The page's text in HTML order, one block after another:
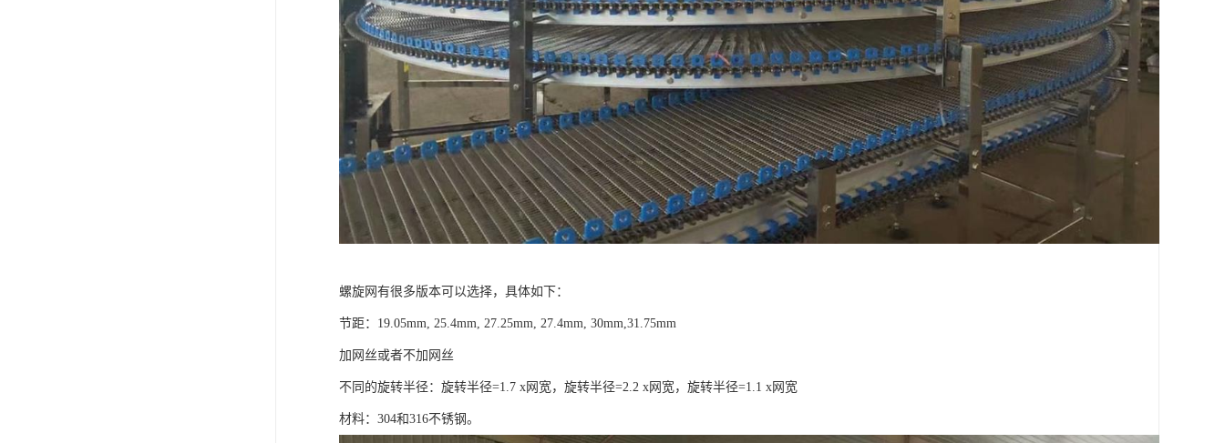
螺旋网有很多版本可以选择，具体如下：
节距：19.05mm, 25.4mm, 27.25mm, 27.4mm, 30mm,31.75mm
加网丝或者不加网丝
不同的旋转半径：旋转半径=1.7 x网宽，旋转半径=2.2 x网宽，旋转半径=1.1 x网宽
材料：304和316不锈钢。